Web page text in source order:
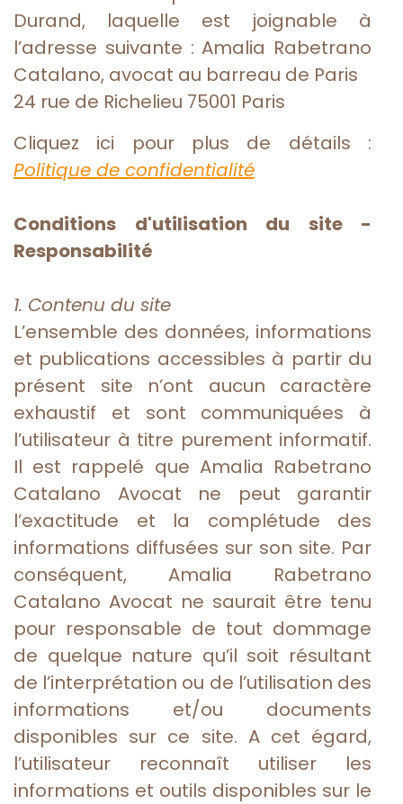
Durand, laquelle est joignable à
l’adresse suivante : Amalia Rabetrano
Catalano, avocat au barreau de Paris
24 rue de Richelieu 75001 Paris
Cliquez ici pour plus de détails :
Politique de confidentialité
Conditions d'utilisation du site -
Responsabilité
1. Contenu du site
L’ensemble des données, informations
et publications accessibles à partir du
présent site n’ont aucun caractère
exhaustif et sont communiquées à
l’utilisateur à titre purement informatif.
Il est rappelé que Amalia Rabetrano
Catalano Avocat ne peut garantir
l’exactitude et la complétude des
informations diffusées sur son site. Par
conséquent, Amalia Rabetrano
Catalano Avocat ne saurait être tenu
pour responsable de tout dommage
de quelque nature qu’il soit résultant
de l’interprétation ou de l’utilisation des
informations et/ou documents
disponibles sur ce site. A cet égard,
l’utilisateur reconnaît utiliser les
informations et outils disponibles sur le